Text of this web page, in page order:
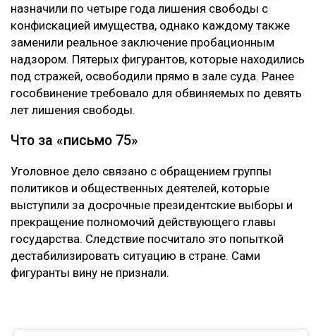
назначили по четыре года лишения свободы с
конфискацией имущества, однако каждому также
заменили реальное заключение пробационным
надзором. Пятерых фигурантов, которые находились
под стражей, освободили прямо в зале суда. Ранее
гособвинение требовало для обвиняемых по девять
лет лишения свободы.
Что за «письмо 75»
Уголовное дело связано с обращением группы
политиков и общественных деятелей, которые
выступили за досрочные президентские выборы и
прекращение полномочий действующего главы
государства. Следствие посчитало это попыткой
дестабилизировать ситуацию в стране. Сами
фигуранты вину не признали.